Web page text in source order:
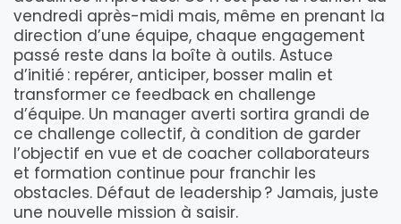
vendredi après-midi mais, même en prenant la
direction d’une équipe, chaque engagement
passé reste dans la boîte à outils. Astuce
d’initié : repérer, anticiper, bosser malin et
transformer ce feedback en challenge
d’équipe. Un manager averti sortira grandi de
ce challenge collectif, à condition de garder
l’objectif en vue et de coacher collaborateurs
et formation continue pour franchir les
obstacles. Défaut de leadership ? Jamais, juste
une nouvelle mission à saisir.